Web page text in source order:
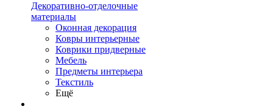
Декоративно-отделочные
материалы
Оконная декорация
Ковры интерьерные
Коврики придверные
Мебель
Предметы интерьера
Текстиль
Ещё